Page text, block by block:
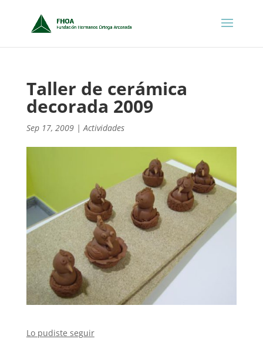
Taller de cerámica
decorada 2009
Sep 17, 2009|Actividades
Lo pudiste seguir